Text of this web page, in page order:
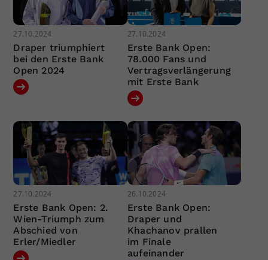
27.10.2024
Draper triumphiert
bei den Erste Bank
Open 2024
27.10.2024
Erste Bank Open:
78.000 Fans und
Vertragsverlängerung
mit Erste Bank
27.10.2024
Erste Bank Open: 2.
Wien-Triumph zum
Abschied von
Erler/Miedler
26.10.2024
Erste Bank Open:
Draper und
Khachanov prallen
im Finale
aufeinander